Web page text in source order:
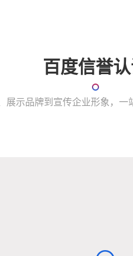
百度信誉
展示品牌到宣传企业形象，